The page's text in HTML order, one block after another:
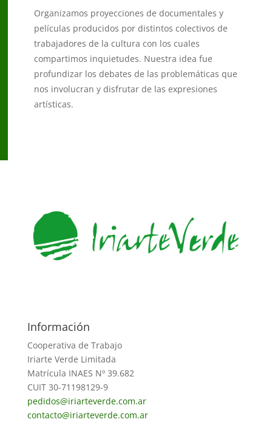
Organizamos proyecciones de documentales y
películas producidos por distintos colectivos de
trabajadores de la cultura con los cuales
compartimos inquietudes. Nuestra idea fue
profundizar los debates de las problemáticas que
nos involucran y disfrutar de las expresiones
artísticas.
Información
Cooperativa de Trabajo
Iriarte Verde Limitada
Matrícula INAES Nº 39.682
CUIT 30-71198129-9
pedidos@iriarteverde.com.ar
contacto@iriarteverde.com.ar